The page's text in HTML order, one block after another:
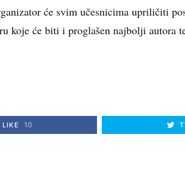
će svim učesnicima upriličiti
koje će biti i proglašen najbolji autora
LIKE 10